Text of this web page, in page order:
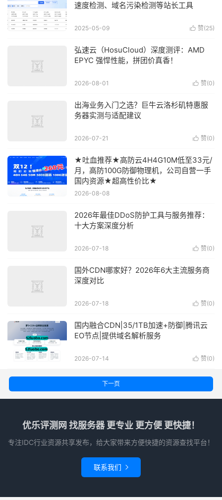
速度检测、域名污染检测等站长工具
 赞(25)
2025-05-09
弘速云（HosuCloud）深度测评：AMD
EPYC 强悍性能，拼团价真香！
 赞(0)
2026-08-01
出海业务入门之选？巨牛云洛杉矶特惠服
务器实测与适配建议
 赞(0)
2026-07-21
★吐血推荐★高防云4H4G10M低至33元/
月，高防100G防御物理机，公司自营一手
国内资源★超高性价比★
2026-08-08
2026年最佳DDoS防护工具与服务推荐：
十大方案深度分析
 赞(0)
2026-07-18
国外CDN哪家好？2026年6大主流服务商
深度对比
 赞(0)
2026-07-18
国内融合CDN|35/1TB加速+防御|腾讯云
EO节点|提供域名解析服务
 赞(0)
2026-07-14
下一页
优乐评测网 找服务器 更专业 更方便 更快捷！
专注IDC行业资源共享发布，给大家带来方便快捷的资源查找平台！
联系我们 